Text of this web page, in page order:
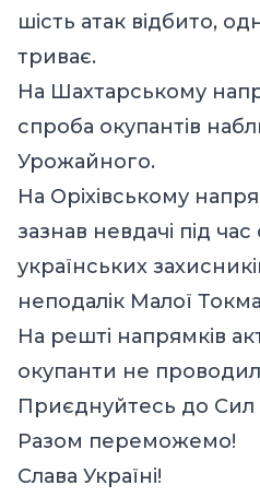
шість атак відбито,
триває.
На Шахтарському
спроба окупантів
Урожайного.
На Оріхівському
зазнав невдачі під
українських
неподалік Малої
На решті напрямків
окупанти не
Приєднуйтесь до
Разом переможемо!
Слава Україні!